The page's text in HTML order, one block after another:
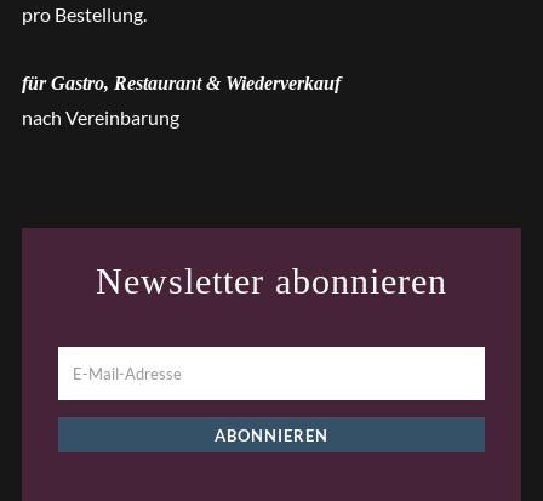
pro Bestellung.
für Gastro, Restaurant & Wiederverkauf
nach Vereinbarung
Newsletter abonnieren